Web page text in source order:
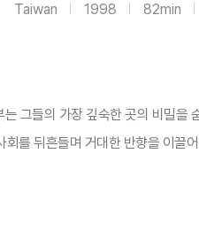
Taiwan 1998 82min
그들의 가장 깊숙한 곳의 비밀
를 뒤흔들며 거대한 반향을 이끌